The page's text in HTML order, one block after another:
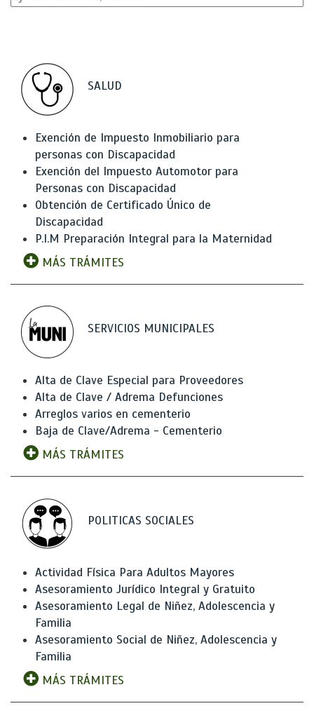
SALUD
Exención de Impuesto Inmobiliario para
personas con Discapacidad
Exención del Impuesto Automotor para
Personas con Discapacidad
Obtención de Certificado Único de
Discapacidad
P.I.M Preparación Integral para la Maternidad
MÁS TRÁMITES
SERVICIOS MUNICIPALES
Alta de Clave Especial para Proveedores
Alta de Clave / Adrema Defunciones
Arreglos varios en cementerio
Baja de Clave/Adrema - Cementerio
MÁS TRÁMITES
POLITICAS SOCIALES
Actividad Física Para Adultos Mayores
Asesoramiento Jurídico Integral y Gratuito
Asesoramiento Legal de Niñez, Adolescencia y
Familia
Asesoramiento Social de Niñez, Adolescencia y
Familia
MÁS TRÁMITES